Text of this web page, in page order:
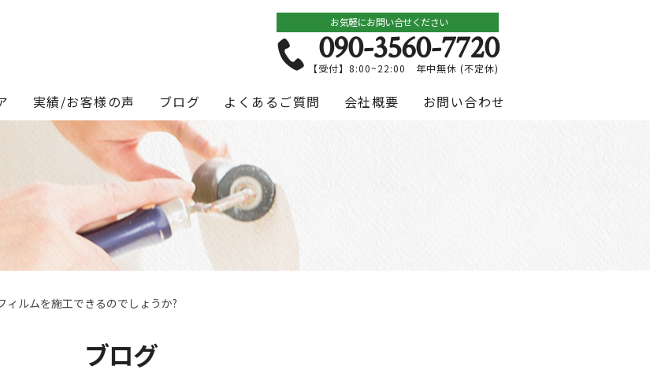
お気軽にお問い合せください
090-3560-7720
【受付】8:00~22:00 年中無休 (不定休)
実績/お客様の声 ブログ よくあるご質問 会社概要 お問い合わせ
ィルムを施工できるのでしょうか?
ブログ